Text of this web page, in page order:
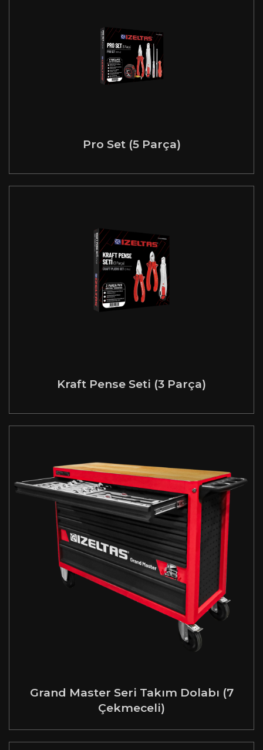
Pro Set (5 Parça)
Kraft Pense Seti (3 Parça)
Grand Master Seri Takım Dolabı (7
Çekmeceli)